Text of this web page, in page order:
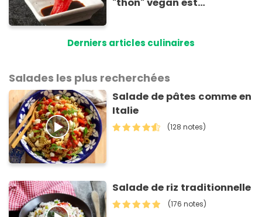
Derniers articles culinaires
Salades les plus recherchées
Salade de pâtes comme en
Italie
(128 notes)
Salade de riz traditionnelle
(176 notes)